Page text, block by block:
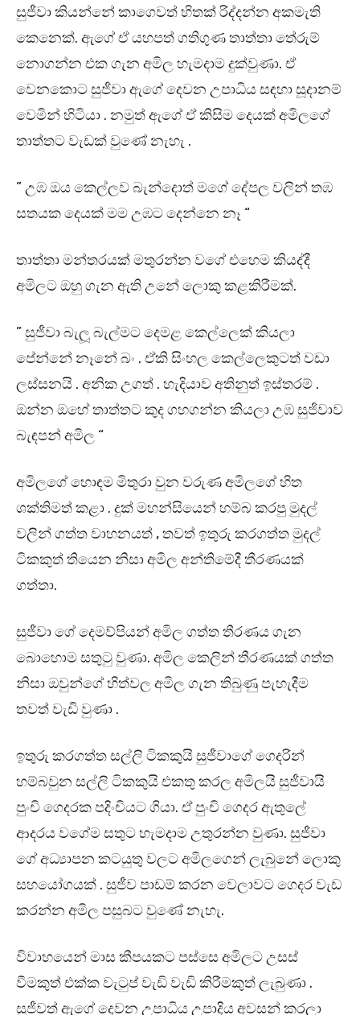
සුජීවා කියන්නේ කාගෙවත් හිතක් රිද්දන්න අකමැති
කෙනෙක්. ඇගේ ඒ යහපත් ගතිගුණ තාත්තා තේරුම්
නොගන්න එක ගැන අමිල හැමදාම දුක්වුණා. ඒ
වෙනකොට සුජීවා ඇගේ දෙවන උපාධිය සඳහා සූදානම්
වෙමින් හිටියා . නමුත් ඇගේ ඒ කිසිම දෙයක් අමිලගේ
තාත්තට වැඩක් වුණේ නැහැ .
” උඹ ඔය කෙල්ලව බැන්දොත් මගේ දේපල වලින් තඹ
සතයක දෙයක් මම උඹට දෙන්නෙ නෑ “
තාත්තා මන්තරයක් මතුරන්න වගේ එහෙම කියද්දී
අමිලට ඔහු ගැන ඇති උනේ ලොකු කළකිරීමක්.
” සුජීවා බැලූ බැල්මට දෙමළ කෙල්ලෙක් කියලා
පේන්නේ නෑනේ බං . ඒකි සිංහල කෙල්ලෙකුටත් වඩා
ලස්සනයි . අනික උගත් . හැදියාව අතිනුත් ඉස්තරම් .
ඔන්න ඔහේ තාත්තට කුද ගහගන්න කියලා උඹ සුජිවාව
බැඳපන් අමිල “
අමිලගේ හොඳම මිතුරා වුන වරුණ අමිලගේ හිත
ශක්තිමත් කළා . දුක් මහන්සියෙන් හම්බ කරපු මුදල්
වලින් ගත්ත වාහනයත් , තවත් ඉතුරු කරගත්ත මුදල්
ටිකකුත් තියෙන නිසා අමිල අන්තිමේදී තීරණයක්
ගත්තා.
සුජීවා ගේ දෙමව්පියන් අමිල ගත්ත තීරණය ගැන
බොහොම සතුටු වුණා. අමිල කෙලින් තීරණයක් ගත්ත
නිසා ඔවුන්ගේ හිත්වල අමිල ගැන තිබුණු පැහැදීම
තවත් වැඩි වුණා .
ඉතුරු කරගත්ත සල්ලි ටිකකුයි සුජීවාගේ ගෙදරින්
හම්බවුන සල්ලි ටිකකුයි එකතු කරල අමිලයි සුජීවායි
පුංචි ගෙදරක පදිංචියට ගියා. ඒ පුංචි ගෙදර ඇතුලේ
ආදරය වගේම සතුට හැමදාම උතුරන්න වුණා. සුජීවා
ගේ අධ්‍යාපන කටයුතු වලට අමිලගෙන් ලැබුනේ ලොකු
සහයෝගයක් . සුජීව පාඩම් කරන වෙලාවට ගෙදර වැඩ
කරන්න අමිල පසුබට වුණේ නැහැ.
විවාහයෙන් මාස කීපයකට පස්සෙ අමිලට උසස්
වීමකුත් එක්ක වැටුප් වැඩි වැඩි කිරීමකුත් ලැබුණා .
සුජීවත් ඇගේ දෙවන උපාධිය උපාදිය අවසන් කරලා